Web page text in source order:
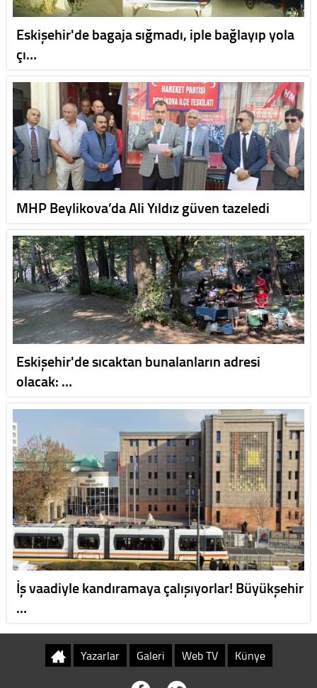
Eskişehir'de bagaja sığmadı, iple bağlayıp yola
çı…
MHP Beylikova’da Ali Yıldız güven tazeledi
Eskişehir'de sıcaktan bunalanların adresi
olacak: …
İş vaadiyle kandıramaya çalışıyorlar! Büyükşehir
…
Yazarlar Galeri Web TV Künye